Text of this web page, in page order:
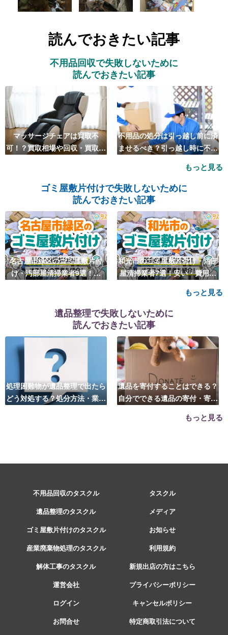
読んでおきたい記事
不用品回収で失敗しないために
読んでおきたい記事
マッサージチェアは買取不
可！？買取相場や回収・買取の
不用品の処分は引っ越し前に済
ませるべき？引っ越し時に不用
もっと見る
ゴミ屋敷片付けで失敗しないために
読んでおきたい記事
名古屋市緑区のゴミ屋敷片付
け・汚部屋清掃業者9選！安
和光市のゴミ屋敷片付け・汚部
屋清掃業者7選！安い・費用相
もっと見る
遺品整理で失敗しないために
読んでおきたい記事
処理困難物が遺品整理で出たら
どう対処する？処分方法・業者
遺品を寄付することはできる？
自分でできる遺品の寄付・寄贈
もっと見る
不用品回収のタスクル
遺品整理のタスクル
ゴミ屋敷片付けのタスクル
産業廃棄物処理のタスクル
解体工事のタスクル
運営会社
ログイン
お問合せ
タスクル
メディア
お知らせ
利用規約
新規出店の方はこちら
プライバシーポリシー
キャンセルポリシー
特定商取引法について